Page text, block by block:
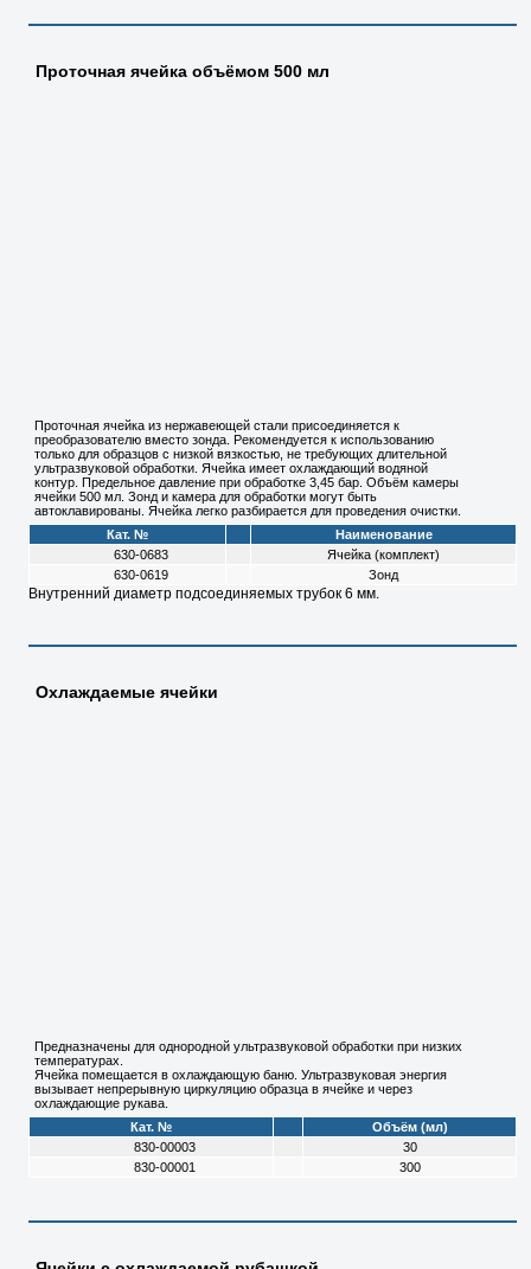
Проточная ячейка объёмом 500 мл
Проточная ячейка из нержавеющей стали присоединяется к
преобразователю вместо зонда. Рекомендуется к использованию
только для образцов с низкой вязкостью, не требующих длительной
ультразвуковой обработки. Ячейка имеет охлаждающий водяной
контур. Предельное давление при обработке 3,45 бар. Объём камеры
ячейки 500 мл. Зонд и камера для обработки могут быть
автоклавированы. Ячейка легко разбирается для проведения очистки.
Кат. №
Наименование
630-0683
Ячейка (комплект)
630-0619
Зонд
Внутренний диаметр подсоединяемых трубок 6 мм.
Охлаждаемые ячейки
Предназначены для однородной ультразвуковой обработки при низких
температурах.
Ячейка помещается в охлаждающую баню. Ультразвуковая энергия
вызывает непрерывную циркуляцию образца в ячейке и через
охлаждающие рукава.
Кат. №
Объём (мл)
830-00003
30
830-00001
300